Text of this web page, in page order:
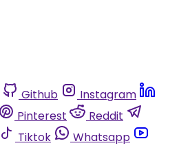
Github
Instagram
Pinterest
Reddit
Tiktok
Whatsapp